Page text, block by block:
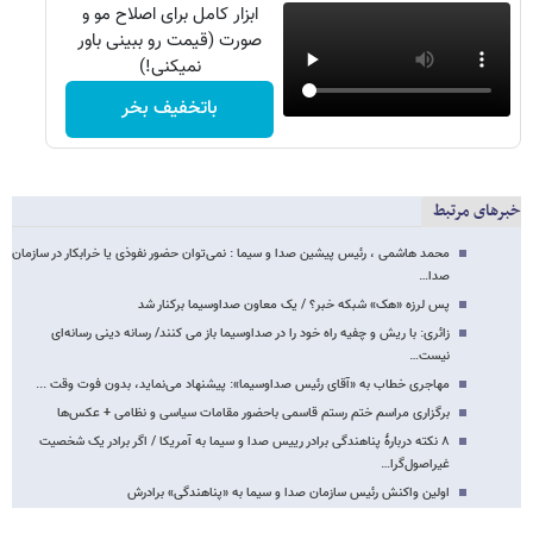
ابزار کامل برای اصلاح مو و
صورت (قیمت رو ببینی باور
نمیکنی!)
باتخفیف بخر
خبرهای مرتبط
محمد هاشمی ، رئیس پیشین صدا و سیما : نمی‌توان حضور نفوذی یا خرابکار در سازمان
صدا…
پس لرزه «هک» شبکه خبر؟ / یک معاون صداوسیما برکنار شد
زائری: با ریش و چفیه راه خود را در صداوسیما باز می کنند/ رسانه دینی رسانه‌ای
نیست…
مهاجری خطاب به «آقای رئیس صداوسیما»: پیشنهاد می‌نماید، بدون فوت وقت ...
برگزاری مراسم ختم رستم قاسمی باحضور مقامات سیاسی و نظامی + عکس‌ها
۸ نکته دربارۀ پناهندگی برادر رییس صدا و سیما به آمریکا / اگر برادر یک شخصیت
غیراصول‌گرا…
اولین واکنش رئیس سازمان صدا و سیما به «پناهندگی» برادرش